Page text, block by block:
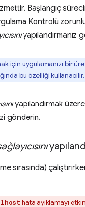
Başlangıç
Kontrolü zorunlu
yapılandırmanız
için uygulamanızı bir
bu özelliği kullanabilir.
yapılandırmak
gönderin.
sırasında)
hata ayıklamayı